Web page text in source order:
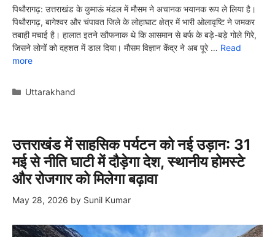
पिथौरागढ़: उत्तराखंड के कुमाऊं मंडल में मौसम ने अचानक भयानक रूप ले लिया है।
पिथौरागढ़, बागेश्वर और चंपावत जिले के लोहाघाट क्षेत्र में भारी ओलावृष्टि ने जमकर
तबाही मचाई है। हालात इतने खौफनाक थे कि आसमान से बर्फ के बड़े-बड़े गोले गिरे,
जिसने लोगों को दहशत में डाल दिया। मौसम विज्ञान केंद्र ने अब पूरे … Read
more
Categories
Uttarakhand
उत्तराखंड में साहसिक पर्यटन को नई उड़ान: 31
मई से नीति घाटी में दौड़ेगा देश, स्थानीय होमस्टे
और रोजगार को मिलेगा बढ़ावा
May 28, 2026 by Sunil Kumar